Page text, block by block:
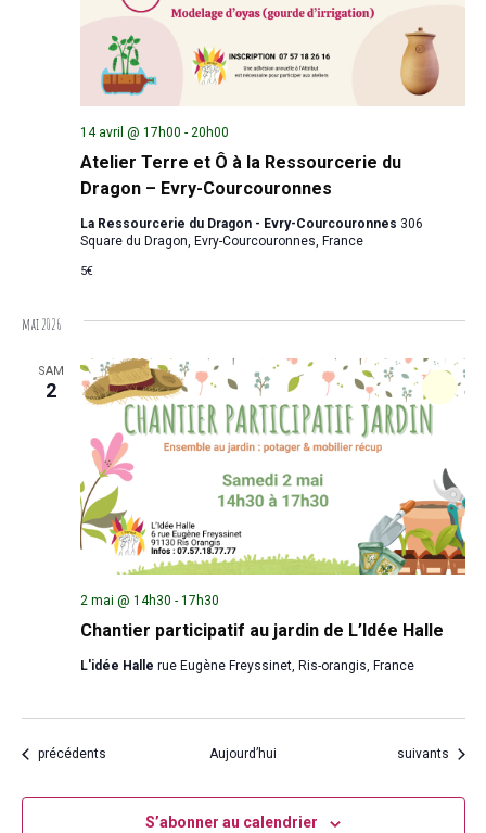
Atelier Terre et Ô à la Ressourcerie du
Dragon – Evry-Courcouronnes
14 avril @ 17h00 - 20h00
La Ressourcerie du Dragon - Evry-Courcouronnes 306
Square du Dragon, Evry-Courcouronnes, France
5€
mai 2026
SAM
2
Chantier participatif au jardin de L’Idée Halle
2 mai @ 14h30 - 17h30
L'idée Halle rue Eugène Freyssinet, Ris-orangis, France
Évènements
précédents Aujourd’hui Évènements
suivants
S’abonner au calendrier